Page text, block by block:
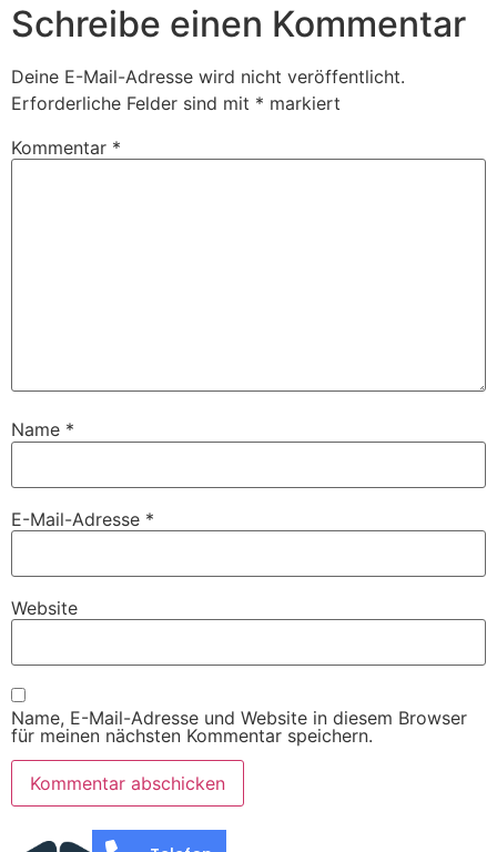
Schreibe einen Kommentar
Deine E-Mail-Adresse wird nicht veröffentlicht.
Erforderliche Felder sind mit * markiert
Kommentar *
Name *
E-Mail-Adresse *
Website
Name, E-Mail-Adresse und Website in diesem Browser
für meinen nächsten Kommentar speichern.